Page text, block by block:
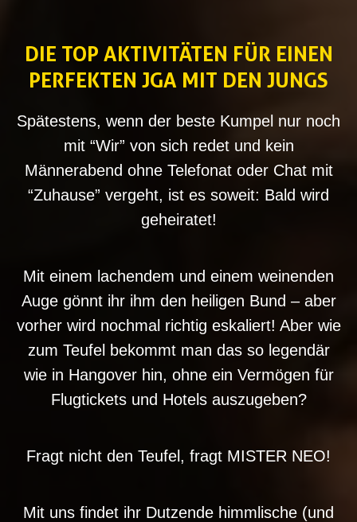
DIE TOP AKTIVITÄTEN FÜR EINEN
PERFEKTEN JGA MIT DEN JUNGS
Spätestens, wenn der beste Kumpel nur noch
mit “Wir” von sich redet und kein
Männerabend ohne Telefonat oder Chat mit
“Zuhause” vergeht, ist es soweit: Bald wird
geheiratet!
Mit einem lachendem und einem weinenden
Auge gönnt ihr ihm den heiligen Bund – aber
vorher wird nochmal richtig eskaliert! Aber wie
zum Teufel bekommt man das so legendär
wie in Hangover hin, ohne ein Vermögen für
Flugtickets und Hotels auszugeben?
Fragt nicht den Teufel, fragt MISTER NEO!
Mit uns findet ihr Dutzende himmlische (und